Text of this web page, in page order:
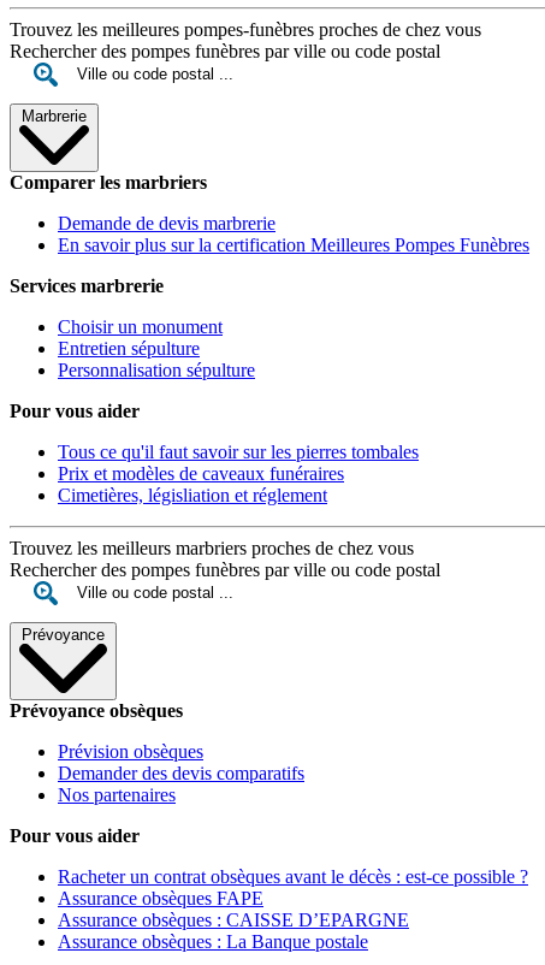
Trouvez les meilleures pompes-funèbres proches de chez vous
Rechercher des pompes funèbres par ville ou code postal
Marbrerie
Comparer les marbriers
Demande de devis marbrerie
En savoir plus sur la certification Meilleures Pompes Funèbres
Services marbrerie
Choisir un monument
Entretien sépulture
Personnalisation sépulture
Pour vous aider
Tous ce qu'il faut savoir sur les pierres tombales
Prix et modèles de caveaux funéraires
Cimetières, législiation et réglement
Trouvez les meilleurs marbriers proches de chez vous
Rechercher des pompes funèbres par ville ou code postal
Prévoyance
Prévoyance obsèques
Prévision obsèques
Demander des devis comparatifs
Nos partenaires
Pour vous aider
Racheter un contrat obsèques avant le décès : est-ce possible ?
Assurance obsèques FAPE
Assurance obsèques : CAISSE D’EPARGNE
Assurance obsèques : La Banque postale